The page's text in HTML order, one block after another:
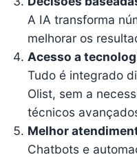
A IA transforma
melhorar os
Acesso a
Tudo é integrado
Olist, sem a
técnicos
Melhor
Chatbots e